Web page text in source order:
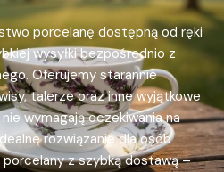
porcelanę dostępną od ręki
wysyłki bezpośrednio z
Oferujemy starannie
talerze oraz inne wyjątkowe
wymagają oczekiwania na
rozwiązanie dla osób
z szybką dostawą –